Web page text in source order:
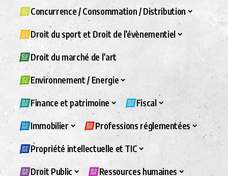
Concurrence / Consommation / Distribution
Droit du sport et Droit de l’évènementiel
Droit du marché de l’art
Environnement / Energie
Finance et patrimoine Fiscal
Immobilier Professions réglementées
Propriété intellectuelle et TIC
Droit Public Ressources humaines